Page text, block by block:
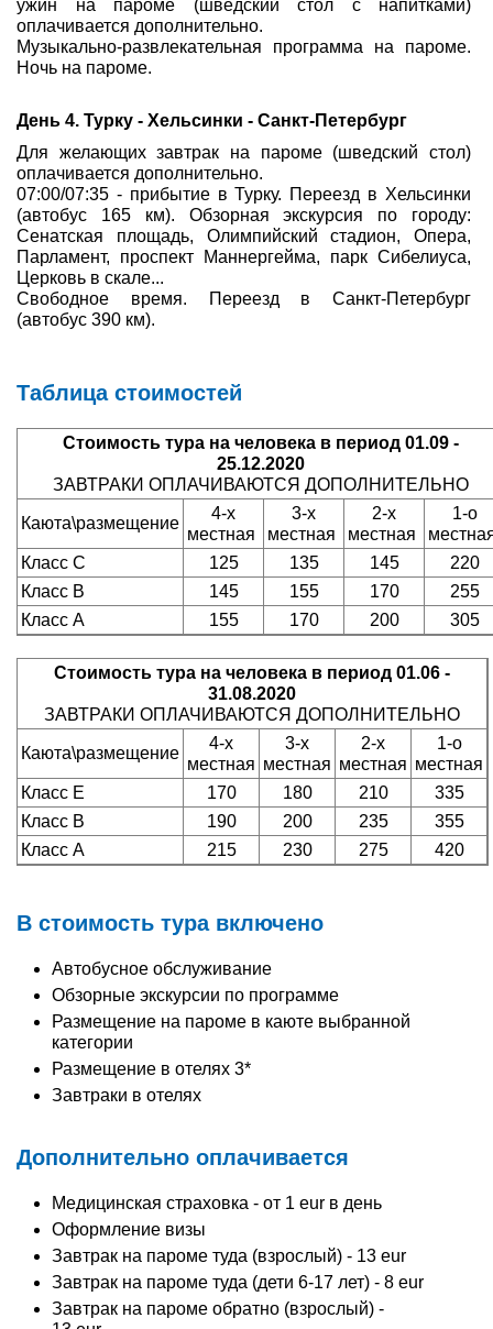
ужин на пароме (шведский стол с напитками)
оплачивается дополнительно.
Музыкально-развлекательная программа на пароме.
Ночь на пароме.
День 4. Турку - Хельсинки - Санкт-Петербург
Для желающих завтрак на пароме (шведский стол)
оплачивается дополнительно.
07:00/07:35 - прибытие в Турку. Переезд в Хельсинки
(автобус 165 км). Обзорная экскурсия по городу:
Сенатская площадь, Олимпийский стадион, Опера,
Парламент, проспект Маннергейма, парк Сибелиуса,
Церковь в скале...
Свободное время. Переезд в Санкт-Петербург
(автобус 390 км).
Таблица стоимостей
Стоимость тура на человека в период 01.09 -
25.12.2020
ЗАВТРАКИ ОПЛАЧИВАЮТСЯ ДОПОЛНИТЕЛЬНО
Каюта\размещение
4-х
местная
3-х
местная
2-х
местная
1-о
Класс С
125 135 145
220
Класс В
145 155 170
255
Класс А
155 170 200 305
Стоимость тура на человека в период 01.06 -
31.08.2020
ЗАВТРАКИ ОПЛАЧИВАЮТСЯ ДОПОЛНИТЕЛЬНО
Каюта\размещение
4-х
местная
3-х
местная
2-х
местная
1-о
местная
Класс E
170 180 210
335
Класс В
190 200 235
355
Класс А
215 230 275 420
В стоимость тура включено
Автобусное обслуживание
Обзорные экскурсии по программе
Размещение на пароме в каюте выбранной
категории
Размещение в отелях 3*
Завтраки в отелях
Дополнительно оплачивается
Медицинская страховка - от 1 eur в день
Оформление визы
Завтрак на пароме туда (взрослый) - 13 eur
Завтрак на пароме туда (дети 6-17 лет) - 8 eur
Завтрак на пароме обратно (взрослый) -